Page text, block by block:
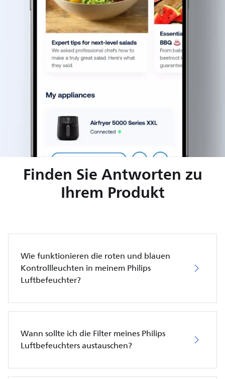
Finden Sie Antworten zu
Ihrem Produkt
Wie funktionieren die roten und blauen
Kontrollleuchten in meinem Philips
Luftbefeuchter?
Wann sollte ich die Filter meines Philips
Luftbefeuchters austauschen?